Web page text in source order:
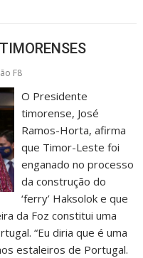
F8
O Presidente
timorense, José
Ramos-Horta, afirma
que Timor-Leste foi
enganado no processo
da construção do
‘ferry’ Haksolok e que
da Foz constitui uma
“Eu diria que é uma
estaleiros de Portugal.